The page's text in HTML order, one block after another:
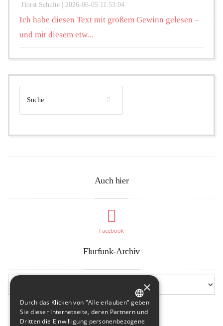
Horst Schulte | 2026-06-05 11:53:04
Ich habe diesen Text mit großem Gewinn gelesen –
und mit diesem etw...
Auch hier
Facebook
Flurfunk-Archiv
GERMAN
×
Durch das Klicken von "Alle erlauben" geben
Sie dieser Internetseite, deren Partnern und
Dritten die Einwilligung personenbezogene